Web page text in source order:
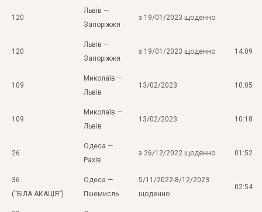
120
Львів —
Запоріжжя
з 19/01/2023 щоденно
120
Львів —
Запоріжжя
з 19/01/2023 щоденно 14:09
109
Миколаїв —
Львів
13/02/2023 10:05
109
Миколаїв —
Львів
13/02/2023 10:18
26
Одеса —
Рахів
з 26/12/2022 щоденно 01:52
36
(“БІЛА АКАЦІЯ”)
Одеса —
Пшемисль
5/11/2022-8/12/2023
щоденно
02:54